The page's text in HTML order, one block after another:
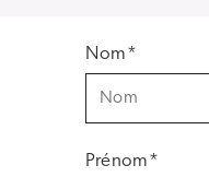
Nom*
Prénom*